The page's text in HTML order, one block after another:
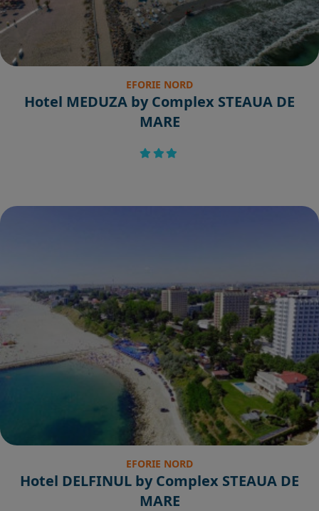
EFORIE NORD
Hotel MEDUZA by Complex STEAUA DE
MARE
EFORIE NORD
Hotel DELFINUL by Complex STEAUA DE
MARE